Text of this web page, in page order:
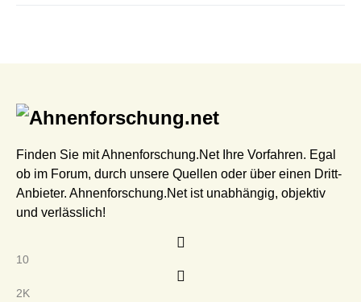
Finden Sie mit Ahnenforschung.Net Ihre Vorfahren. Egal
ob im Forum, durch unsere Quellen oder über einen Dritt-
Anbieter. Ahnenforschung.Net ist unabhängig, objektiv
und verlässlich!
10
2K